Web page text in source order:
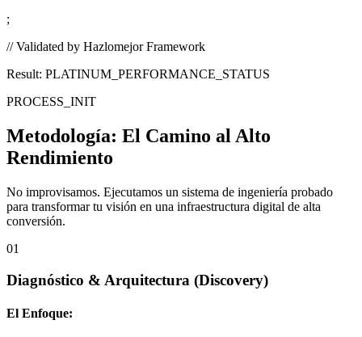
;
// Validated by Hazlomejor Framework
Result: PLATINUM_PERFORMANCE_STATUS
PROCESS_INIT
Metodología: El Camino al Alto
Rendimiento
No improvisamos. Ejecutamos un sistema de ingeniería probado
para transformar tu visión en una infraestructura digital de alta
conversión.
01
Diagnóstico & Arquitectura (Discovery)
El Enfoque: